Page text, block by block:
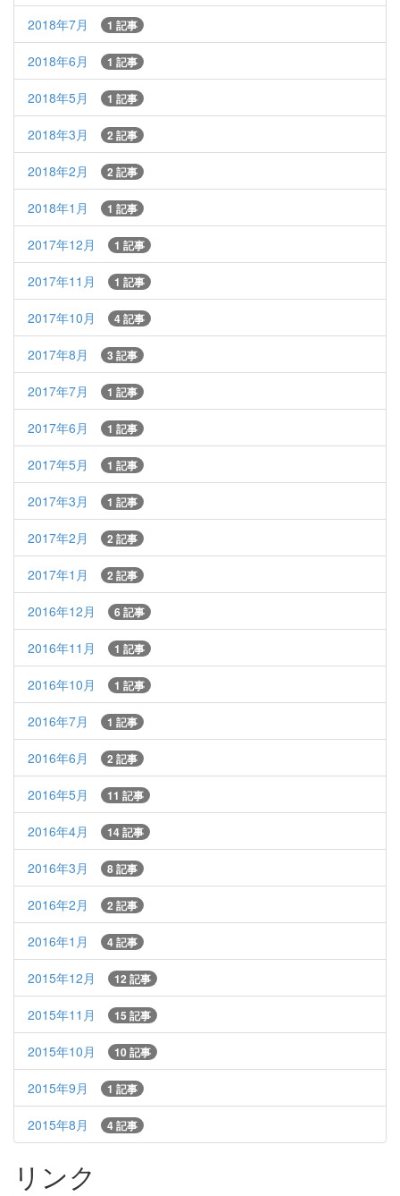
2018年7月 1 記事
2018年6月 1 記事
2018年5月 1 記事
2018年3月 2 記事
2018年2月 2 記事
2018年1月 1 記事
2017年12月 1 記事
2017年11月 1 記事
2017年10月 4 記事
2017年8月 3 記事
2017年7月 1 記事
2017年6月 1 記事
2017年5月 1 記事
2017年3月 1 記事
2017年2月 2 記事
2017年1月 2 記事
2016年12月 6 記事
2016年11月 1 記事
2016年10月 1 記事
2016年7月 1 記事
2016年6月 2 記事
2016年5月 11 記事
2016年4月 14 記事
2016年3月 8 記事
2016年2月 2 記事
2016年1月 4 記事
2015年12月 12 記事
2015年11月 15 記事
2015年10月 10 記事
2015年9月 1 記事
2015年8月 4 記事
リンク